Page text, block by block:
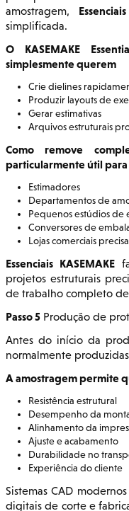
amostragem,
simplificada.
O KASEMAKE
simplesmente querem
Crie dielines
Produzir layouts de
Gerar estimativas
Arquivos estruturais
Como remove
particularmente útil para
Estimadores
Departamentos de
Pequenos estúdios de
Conversores de
Lojas comerciais
Essenciais KASEMAKE
projetos estruturais
de trabalho completo de
Passo 5 Produção de
Antes do início da
normalmente
A amostragem permite
Resistência estrutural
Desempenho da
Alinhamento da
Ajuste e acabamento
Durabilidade no
Experiência do cliente
Sistemas CAD
digitais de corte e